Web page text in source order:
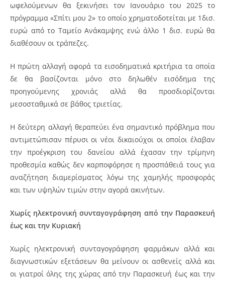
ωφελούμενων θα ξεκινήσει τον Ιανουάριο του 2025 το
πρόγραμμα «Σπίτι μου 2» το οποίο χρηματοδοτείται με 1δισ.
ευρώ από το Ταμείο Ανάκαμψης ενώ άλλο 1 δισ. ευρώ θα
διαθέσουν οι τράπεζες.
Η πρώτη αλλαγή αφορά τα εισοδηματικά κριτήρια τα οποία
δε θα βασίζονται μόνο στο δηλωθέν εισόδημα της
προηγούμενης χρονιάς αλλά θα προσδιορίζονται
μεσοσταθμικά σε βάθος τριετίας.
Η δεύτερη αλλαγή θεραπεύει ένα σημαντικό πρόβλημα που
αντιμετώπισαν πέρυσι οι νέοι δικαιούχοι οι οποίοι έλαβαν
την προέγκριση του δανείου αλλά έχασαν την τρίμηνη
προθεσμία καθώς δεν καρποφόρησε η προσπάθειά τους για
αναζήτηση διαμερίσματος λόγω της χαμηλής προσφοράς
και των υψηλών τιμών στην αγορά ακινήτων.
Χωρίς ηλεκτρονική συνταγογράφηση από την Παρασκευή
έως και την Κυριακή
Χωρίς ηλεκτρονική συνταγογράφηση φαρμάκων αλλά και
διαγνωστικών εξετάσεων θα μείνουν οι ασθενείς αλλά και
οι γιατροί όλης της χώρας από την Παρασκευή έως και την